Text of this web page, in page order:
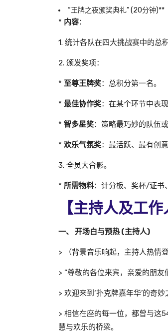
“王牌之夜颁奖典礼” (20分钟)**
* 内容：
1. 统计各队在四大挑战赛中的总积
2. 颁发奖项：
* 至尊王牌奖：总积分第一名。
* 最佳协作奖：在某个环节中表
* 智多星奖：策略最巧妙的队伍或
* 欢乐气氛奖：最活跃、最有创意
3. 全员大合影。
* 所需物料：计分板、奖杯/证书
【主持人及工
一、 开场白与预热 (主持人)
> （背景音乐响起，主持人热情登
> “尊敬的各位来宾，亲爱的朋友
> 欢迎来到‘扑克牌嘉年华’的奇
> 相信在座的每一位，都曾与这
慧与欢乐的桥梁。